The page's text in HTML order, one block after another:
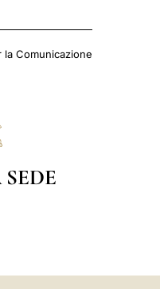
Comunicazione